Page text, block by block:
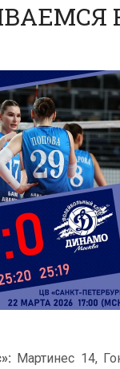
Мартинес 14,